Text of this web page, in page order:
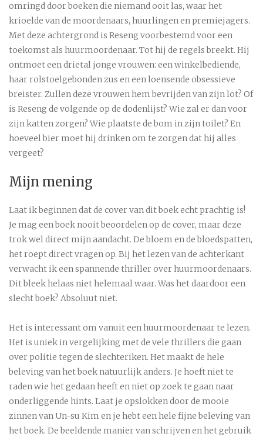
omringd door boeken die niemand ooit las, waar het
krioelde van de moordenaars, huurlingen en premiejagers.
Met deze achtergrond is Reseng voorbestemd voor een
toekomst als huurmoordenaar. Tot hij de regels breekt. Hij
ontmoet een drietal jonge vrouwen: een winkelbediende,
haar rolstoelgebonden zus en een loensende obsessieve
breister. Zullen deze vrouwen hem bevrijden van zijn lot? Of
is Reseng de volgende op de dodenlijst? Wie zal er dan voor
zijn katten zorgen? Wie plaatste de bom in zijn toilet? En
hoeveel bier moet hij drinken om te zorgen dat hij alles
vergeet?
Mijn mening
Laat ik beginnen dat de cover van dit boek echt prachtig is!
Je mag een boek nooit beoordelen op de cover, maar deze
trok wel direct mijn aandacht. De bloem en de bloedspatten,
het roept direct vragen op. Bij het lezen van de achterkant
verwacht ik een spannende thriller over huurmoordenaars.
Dit bleek helaas niet helemaal waar. Was het daardoor een
slecht boek? Absoluut niet.
Het is interessant om vanuit een huurmoordenaar te lezen.
Het is uniek in vergelijking met de vele thrillers die gaan
over politie tegen de slechteriken. Het maakt de hele
beleving van het boek natuurlijk anders. Je hoeft niet te
raden wie het gedaan heeft en niet op zoek te gaan naar
onderliggende hints. Laat je opslokken door de mooie
zinnen van Un-su Kim en je hebt een hele fijne beleving van
het boek. De beeldende manier van schrijven en het gebruik